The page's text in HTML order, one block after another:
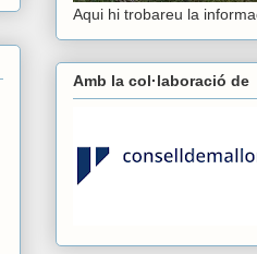
Aqui hi trobareu la
Amb la col·laboració de